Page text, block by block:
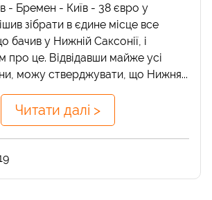
- Бремен - Київ - 38 євро у
зібрати в єдине місце все
бачив у Нижній Саксонії, і
про це. Відвідавши майже усі
можу стверджувати, що Нижня...
Читати далі >